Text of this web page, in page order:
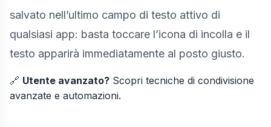
salvato nell’ultimo campo di testo attivo di
qualsiasi app: basta toccare l’icona di incolla e il
testo apparirà immediatamente al posto giusto.
🔗 Utente avanzato? Scopri tecniche di condivisione
avanzate e automazioni.